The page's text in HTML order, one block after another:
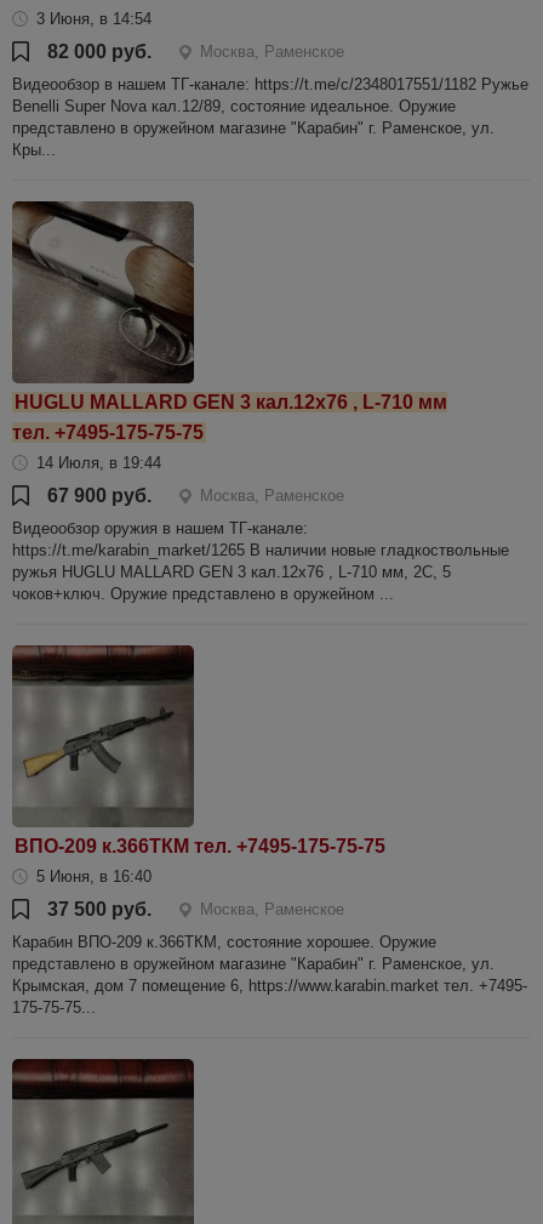
3 Июня, в 14:54
82 000 руб.
Москва, Раменское
Видеообзор в нашем ТГ-канале: https://t.me/c/2348017551/1182 Ружье
Benelli Super Nova кал.12/89, состояние идеальное. Оружие
представлено в оружейном магазине "Карабин" г. Раменское, ул.
Кры...
HUGLU MALLARD GEN 3 кал.12х76 , L-710 мм
тел. +7495-175-75-75
14 Июля, в 19:44
67 900 руб.
Москва, Раменское
Видеообзор оружия в нашем ТГ-канале:
https://t.me/karabin_market/1265 В наличии новые гладкоствольные
ружья HUGLU MALLARD GEN 3 кал.12х76 , L-710 мм, 2С, 5
чоков+ключ. Оружие представлено в оружейном ...
ВПО-209 к.366ТКМ тел. +7495-175-75-75
5 Июня, в 16:40
37 500 руб.
Москва, Раменское
Карабин ВПО-209 к.366ТКМ, состояние хорошее. Оружие
представлено в оружейном магазине "Карабин" г. Раменское, ул.
Крымская, дом 7 помещение 6, https://www.karabin.market тел. +7495-
175-75-75...